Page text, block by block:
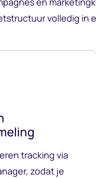
volledig in
tracking via
zodat je